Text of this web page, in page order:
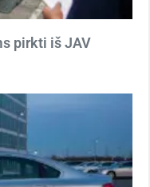
pirkti iš JAV